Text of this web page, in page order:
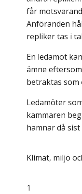
får
Anföranden
repliker tas i
En ledamot
ämne
betraktas som
Ledamöter
kammaren
hamnar då
Klimat, miljö
1